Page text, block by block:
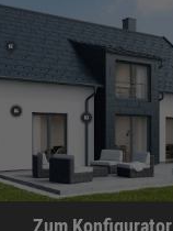
Zum Konfigurator